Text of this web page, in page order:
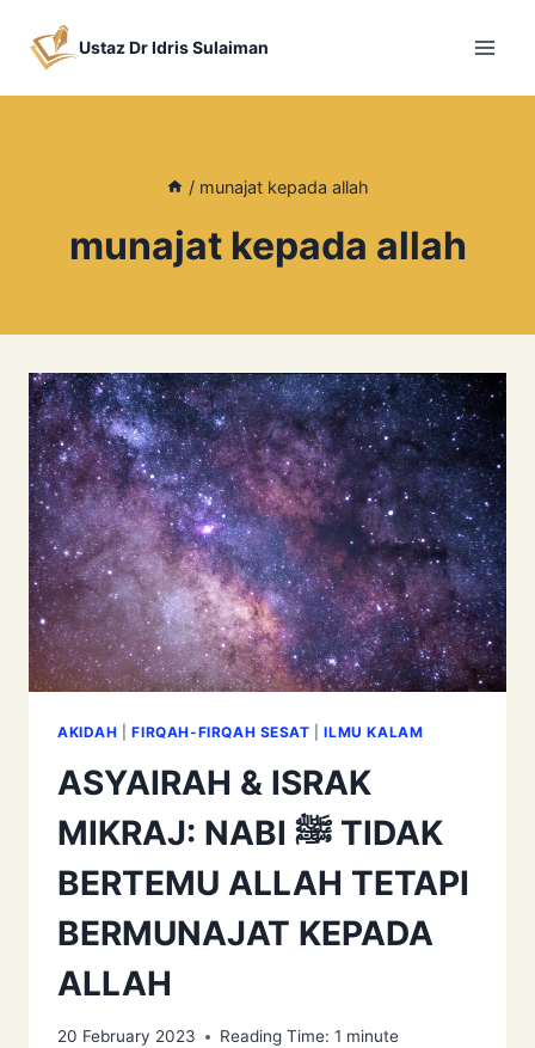
Ustaz Dr Idris Sulaiman
/ munajat kepada allah
munajat kepada allah
AKIDAH |FIRQAH-FIRQAH SESAT |ILMU KALAM
ASYAIRAH & ISRAK
MIKRAJ: NABI ﷺ TIDAK
BERTEMU ALLAH TETAPI
BERMUNAJAT KEPADA
ALLAH
20 February 2023 Reading Time: 1 minute